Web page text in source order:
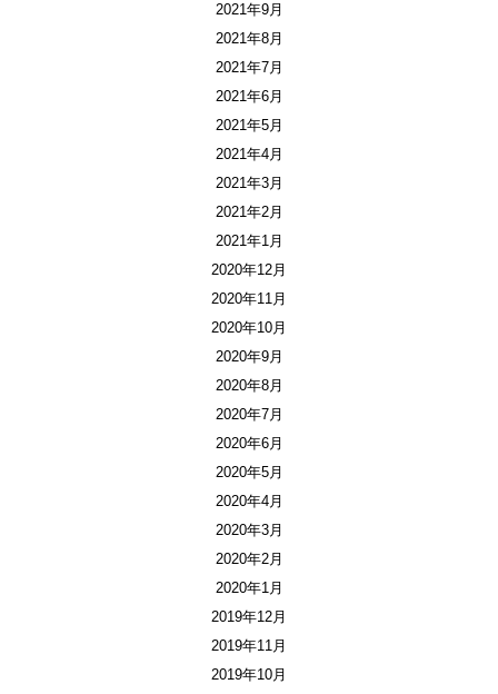
2021年9月
2021年8月
2021年7月
2021年6月
2021年5月
2021年4月
2021年3月
2021年2月
2021年1月
2020年12月
2020年11月
2020年10月
2020年9月
2020年8月
2020年7月
2020年6月
2020年5月
2020年4月
2020年3月
2020年2月
2020年1月
2019年12月
2019年11月
2019年10月